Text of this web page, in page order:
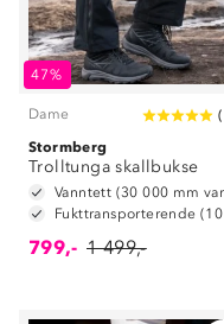
47%
Dame (
Stormberg
Trolltunga skallbukse
799,- 1 499,-